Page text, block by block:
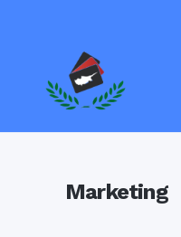
Marketing